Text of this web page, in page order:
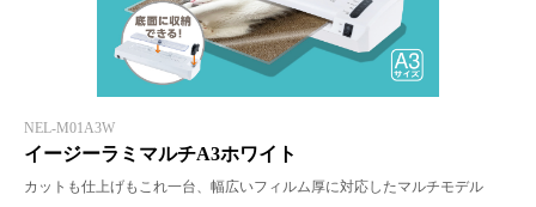
NEL-M01A3W
イージーラミマルチA3ホワイト
カットも仕上げもこれ一台、幅広いフィルム厚に対応したマルチモデル